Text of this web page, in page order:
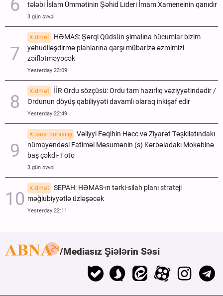
tələbi İslam Ümmətinin Şəhid Lideri İmam Xameneinin qanıdır
3 gün əvvəl
Xidmət
HƏMAS: Şərqi Qüdsün şimalına hücumlar bizim
yəhudiləşdirmə planlarına qarşı mübarizə əzmimizi
zəiflətməyəcək
Yesterday 23:09
Xidmət
İİR Ordu sözçüsü: Ordu tam hazırlıq vəziyyətindədir /
Ordunun döyüş qabiliyyəti davamlı olaraq inkişaf edir
Yesterday 22:49
Xüsusi buraxılış
Vəliyyi Fəqihin Həcc və Ziyarət Təşkilatındakı
nümayəndəsi Fatiməi Məsumənin (s) Kərbəladakı Mokəbinə
baş çəkdi- Foto
3 gün əvvəl
Xidmət
SEPAH: HƏMAS-ın tərki-silah planı strateji
məğlubiyyətlə üzləşəcək
Yesterday 22:11
Mediasız Şiələrin Səsi